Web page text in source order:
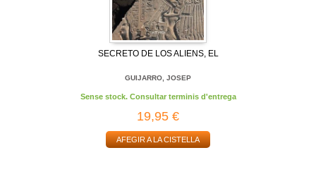
SECRETO DE LOS ALIENS, EL
GUIJARRO, JOSEP
Sense stock. Consultar terminis d'entrega
19,95 €
AFEGIR A LA CISTELLA